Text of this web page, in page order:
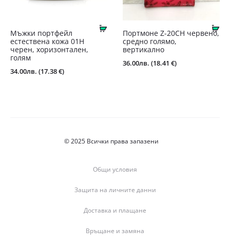
Купи
Мъжки портфейл
естествена кожа 01Н
черен, хоризонтален,
голям
34.00лв. (17.38 €)
Портмоне Z-20СН червено,
средно голямо,
вертикално
36.00лв. (18.41 €)
© 2025 Всички права запазени
Общи условия
Защита на личните данни
Доставка и плащане
Връщане и замяна